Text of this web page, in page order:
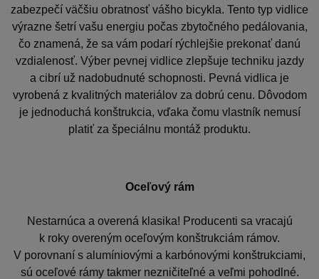
zabezpečí väčšiu obratnosť vášho bicykla. Tento typ vidlice
výrazne šetrí vašu energiu počas zbytočného pedálovania,
čo znamená, že sa vám podarí rýchlejšie prekonať danú
vzdialenosť. Výber pevnej vidlice zlepšuje techniku jazdy
a cibrí už nadobudnuté schopnosti. Pevná vidlica je
vyrobená z kvalitných materiálov za dobrú cenu. Dôvodom
je jednoduchá konštrukcia, vďaka čomu vlastník nemusí
platiť za špeciálnu montáž produktu.
Oceľový rám
Nestarnúca a overená klasika! Producenti sa vracajú
k roky overeným oceľovým konštrukciám rámov.
V porovnaní s alumíniovými a karbónovými konštrukciami,
sú oceľové rámy takmer nezničiteľné a veľmi pohodlné.